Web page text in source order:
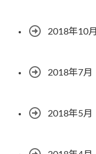
2018年10月
2018年7月
2018年5月